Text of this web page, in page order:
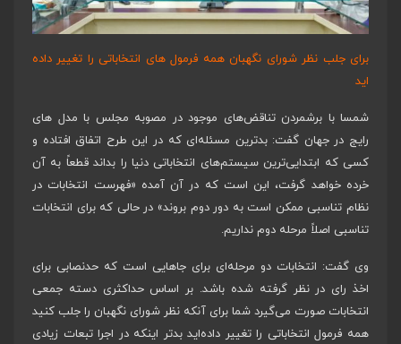
برای جلب نظر شورای نگهبان همه فرمول های انتخاباتی را تغییر داده
اید
شمسا با برشمردن تناقض‌های موجود در مصوبه مجلس با مدل های
رایج در جهان گفت: بدترین مسئله‌ای که در این طرح اتفاق افتاده و
کسی که ابتدایی‌ترین سیستم‌های انتخاباتی دنیا را بداند قطعاً به آن
خرده خواهد گرفت، این است که در آن آمده «فهرست انتخابات در
نظام تناسبی ممکن است به دور دوم بروند» در حالی که برای انتخابات
تناسبی اصلاً مرحله دوم نداریم.
وی گفت: انتخابات دو مرحله‌ای برای جاهایی است که حدنصابی برای
اخذ رای در نظر گرفته شده باشد. بر اساس حداکثری دسته جمعی
انتخابات صورت می‌گیرد شما برای آنکه نظر شورای نگهبان را جلب کنید
همه فرمول انتخاباتی را تغییر داده‌اید بدتر اینکه در اجرا تبعات زیادی